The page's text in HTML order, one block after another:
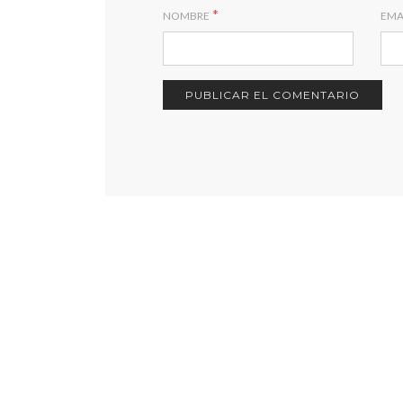
NOMBRE *